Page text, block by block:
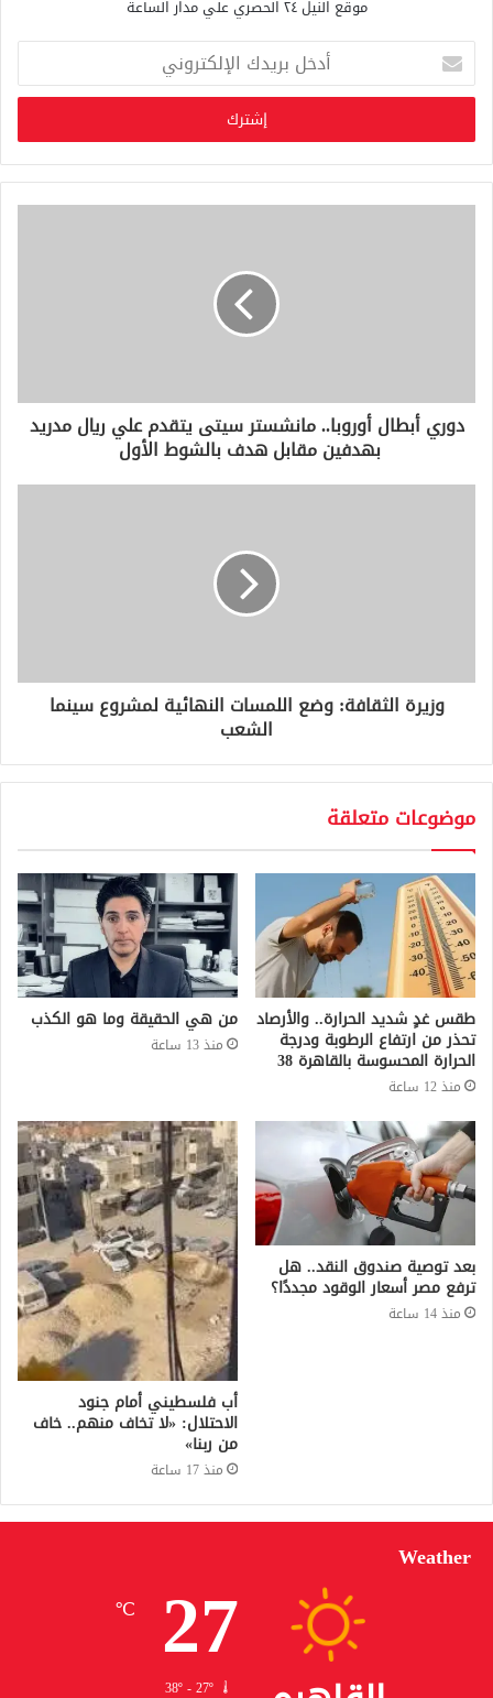
موقع النيل ٢٤ الحصري علي مدار الساعة
خ
ب
ر
ي
ر
دوري أبطال أوروبا.. مانشستر سيتى يتقدم علي ريال مدريد
بهدفين مقابل هدف بالشوط الأول
وزيرة الثقافة: وضع اللمسات النهائية لمشروع سينما
الشعب
موضوعات متعلقة
طقس غدٍ شديد الحرارة.. والأرصاد
تحذر من ارتفاع الرطوبة ودرجة
الحرارة المحسوسة بالقاهرة 38
منذ 12 ساعة
من هي الحقيقة وما هو الكذب
منذ 13 ساعة
بعد توصية صندوق النقد.. هل
ترفع مصر أسعار الوقود مجددًا؟
منذ 14 ساعة
أب فلسطيني أمام جنود
الاحتلال: «لا تخاف منهم.. خاف
من ربنا»
منذ 17 ساعة
Weather
27
℃
38º - 27º